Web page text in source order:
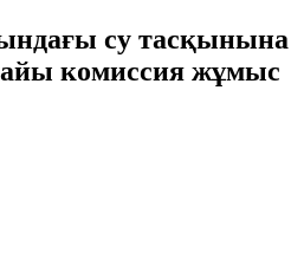
су тасқынына
комиссия жұмыс